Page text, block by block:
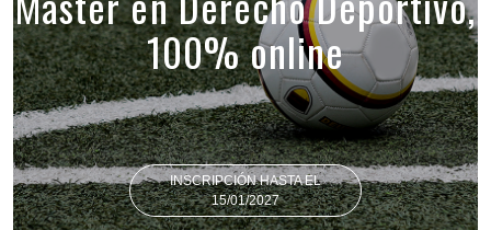
100% online
INSCRIPCIÓN HASTA EL
15/01/2027